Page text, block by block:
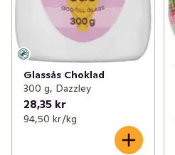
Glassås Choklad
300 g, Dazzley
28,35 kr
94,50 kr /kg